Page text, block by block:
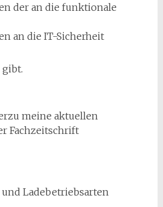
der an die funktionale
an die IT-Sicherheit
gibt.
meine aktuellen
Fachzeitschrift
Ladebetriebsarten